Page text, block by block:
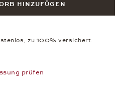
HINZUFÜGEN
zu 100% versichert.
prüfen